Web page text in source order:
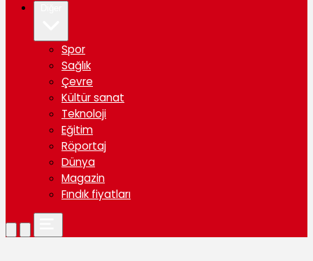
Spor
Sağlık
Çevre
Kültür sanat
Teknoloji
Eğitim
Röportaj
Dünya
Magazin
Fındık fiyatları